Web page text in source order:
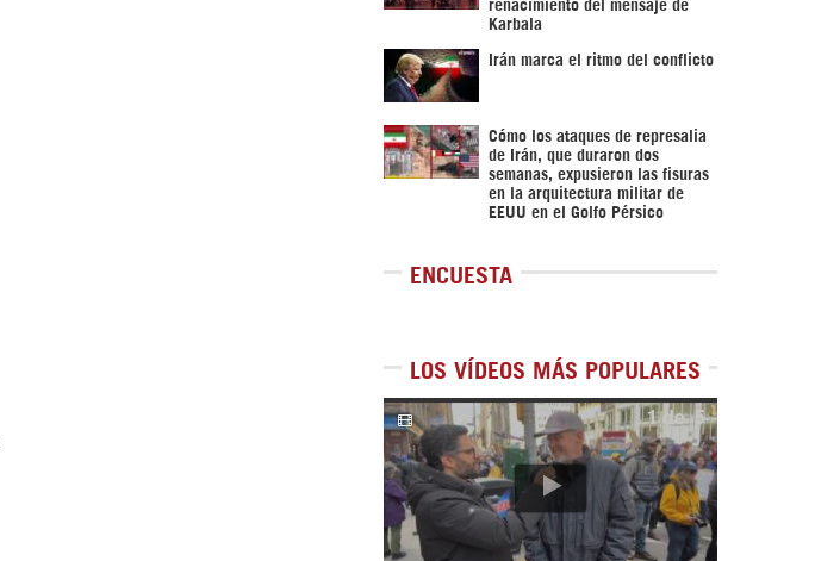
renacimiento del mensaje de
Karbala
Irán marca el ritmo del conflicto
Cómo los ataques de represalia
de Irán, que duraron dos
semanas, expusieron las fisuras
en la arquitectura militar de
EEUU en el Golfo Pérsico
ENCUESTA
LOS VÍDEOS MÁS POPULARES
1de5